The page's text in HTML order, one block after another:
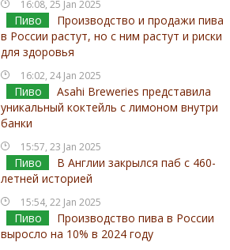
16:08, 25 Jan 2025
Пиво
Производство и продажи пива
в России растут, но с ним растут и риски
для здоровья
16:02, 24 Jan 2025
Пиво
Asahi Breweries представила
уникальный коктейль с лимоном внутри
банки
15:57, 23 Jan 2025
Пиво
В Англии закрылся паб с 460-
летней историей
15:54, 22 Jan 2025
Пиво
Производство пива в России
выросло на 10% в 2024 году